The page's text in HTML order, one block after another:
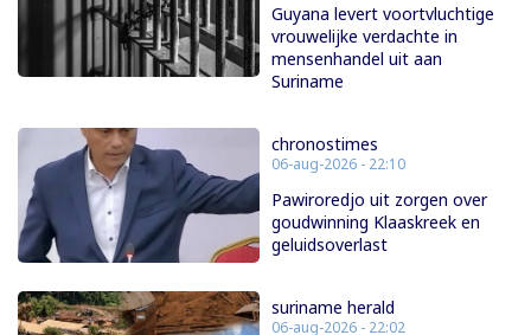
Guyana levert voortvluchtige
vrouwelijke verdachte in
mensenhandel uit aan
Suriname
chronostimes
06-aug-2026 - 22:10
Pawiroredjo uit zorgen over
goudwinning Klaaskreek en
geluidsoverlast
suriname herald
06-aug-2026 - 22:02